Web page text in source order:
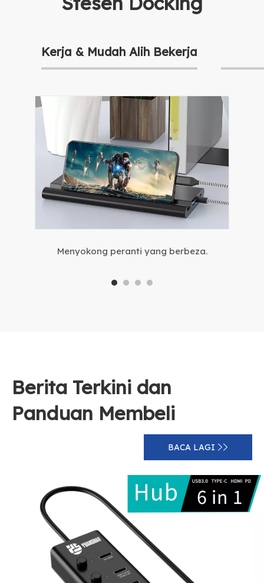
Kerja & Mudah Alih Bekerja
Menyokong peranti yang berbeza.
Berita Terkini dan
Panduan Membeli
BACA LAGI